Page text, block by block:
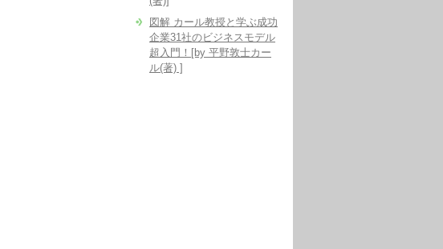
図解 カール教授と学ぶ成功
企業31社のビジネスモデル
超入門！[by 平野敦士カー
ル(著) ]